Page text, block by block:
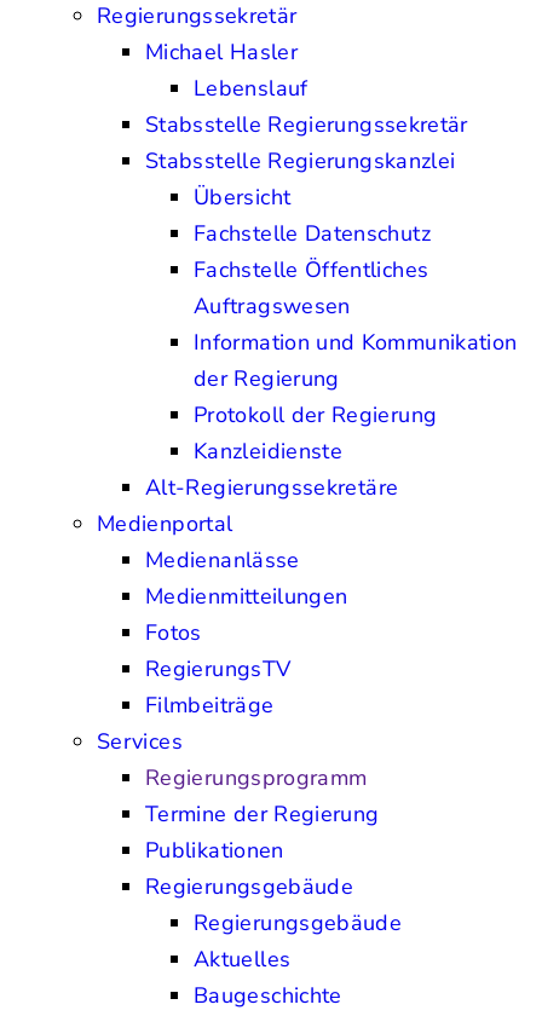
Regierungssekretär
Michael Hasler
Lebenslauf
Stabsstelle Regierungssekretär
Stabsstelle Regierungskanzlei
Übersicht
Fachstelle Datenschutz
Fachstelle Öffentliches
Auftragswesen
Information und Kommunikation
der Regierung
Protokoll der Regierung
Kanzleidienste
Alt-Regierungssekretäre
Medienportal
Medienanlässe
Medienmitteilungen
Fotos
RegierungsTV
Filmbeiträge
Services
Regierungsprogramm
Termine der Regierung
Publikationen
Regierungsgebäude
Regierungsgebäude
Aktuelles
Baugeschichte